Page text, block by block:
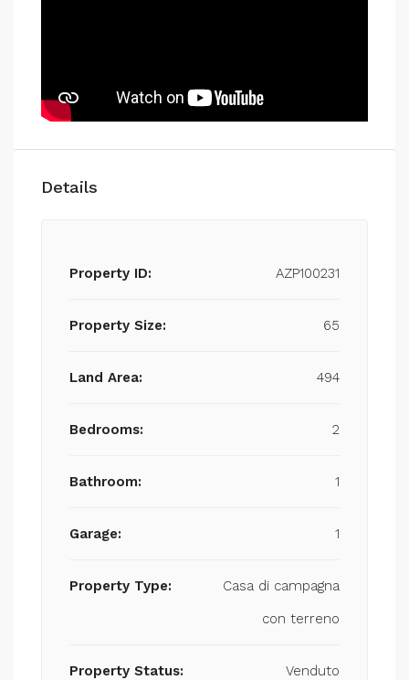
Details
Property ID: AZP100231
Property Size: 65
Land Area: 494
Bedrooms: 2
Bathroom: 1
Garage: 1
Property Type:
Casa di campagna
con terreno
Property Status: Venduto